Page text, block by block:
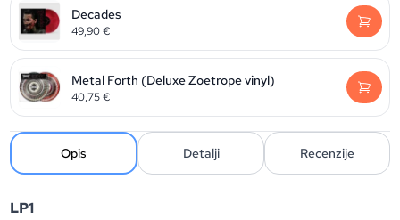
Decades
49,90€
Metal Forth (Deluxe Zoetrope vinyl)
40,75€
Opis Detalji Recenzije
LP1